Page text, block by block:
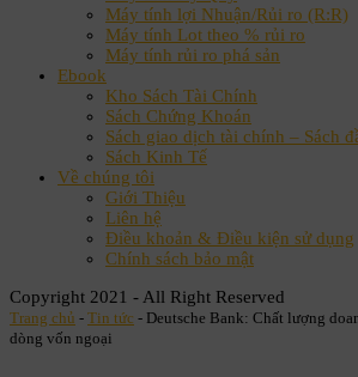
Máy tính lợi Nhuận/Rủi ro (R:R)
Máy tính Lot theo % rủi ro
Máy tính rủi ro phá sản
Ebook
Kho Sách Tài Chính
Sách Chứng Khoán
Sách giao dịch tài chính – Sách
Sách Kinh Tế
Về chúng tôi
Giới Thiệu
Liên hệ
Điều khoản & Điều kiện sử dụng
Chính sách bảo mật
Copyright 2021 - All Right Reserved
Trang chủ - Tin tức - Deutsche Bank: Chất lượng
dòng vốn ngoại